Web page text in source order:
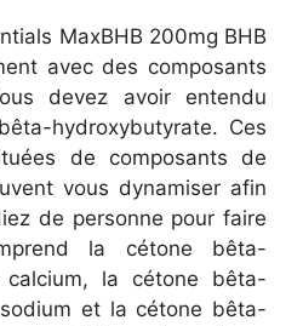
MaxBHB 200mg BHB
avec des composants
devez avoir entendu
hydroxybutyrate. Ces
de composants de
vous dynamiser afin
de personne pour faire
la cétone bêta-
calcium, la cétone bêta-
et la cétone bêta-